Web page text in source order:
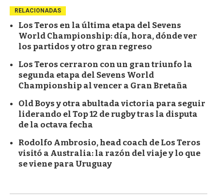
RELACIONADAS
Los Teros en la última etapa del Sevens
World Championship: día, hora, dónde ver
los partidos y otro gran regreso
Los Teros cerraron con un gran triunfo la
segunda etapa del Sevens World
Championship al vencer a Gran Bretaña
Old Boys y otra abultada victoria para seguir
liderando el Top 12 de rugby tras la disputa
de la octava fecha
Rodolfo Ambrosio, head coach de Los Teros
visitó a Australia: la razón del viaje y lo que
se viene para Uruguay